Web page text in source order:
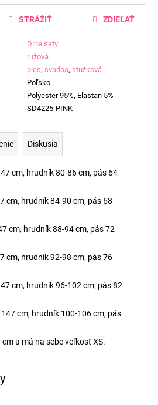
Dlhé šaty
ružová
ples, svadba, stužková
Poľsko
Polyester 95%, Elastan 5%
SD4225-PINK
STRÁŽIŤ ZDIEĽAŤ
Diskusia
cm, hrudník 80-86 cm, pás 64
cm, hrudník 84-90 cm, pás 68
cm, hrudník 88-94 cm, pás 72
cm, hrudník 92-98 cm, pás 76
cm, hrudník 96-102 cm, pás 82
cm, hrudník 100-106 cm, pás
a má na sebe veľkosť XS.